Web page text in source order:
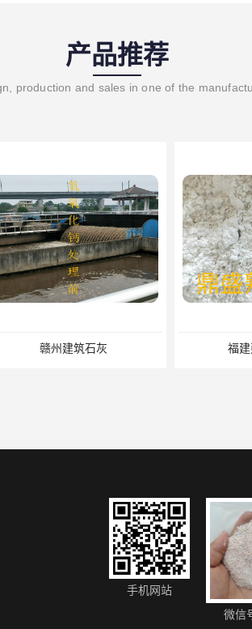
产品推荐
production and sales in one of the
福建建筑用石灰
赣州氢氧化钙厂家
手机网站
微信